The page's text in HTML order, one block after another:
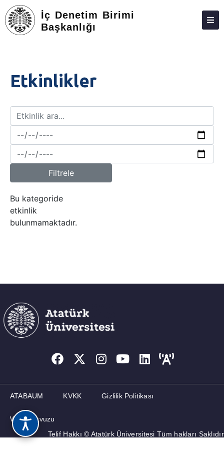
İç Denetim Birimi
Başkanlığı
İÇ DENETIM YÖNERGESI
Etkinlikler
Filtrele
Bu kategoride
etkinlik
bulunmamaktadır.
ATABAUM KVKK Gizlilik Politikası
Web Kılavuzu
Telif Hakkı © Atatürk Üniversitesi Tüm hakları Saklıdır